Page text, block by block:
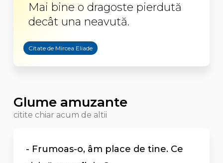
Mai bine o dragoste pierdută
decât una neavută.
Citate de Mircea Eliade
Glume amuzante
citite chiar acum de altii
- Frumoas-o, âm place de tine. Ce